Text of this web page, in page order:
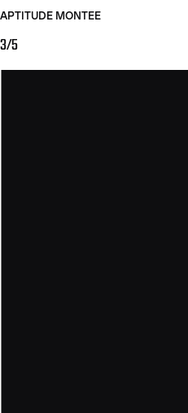
APTITUDE MONTEE
3/5